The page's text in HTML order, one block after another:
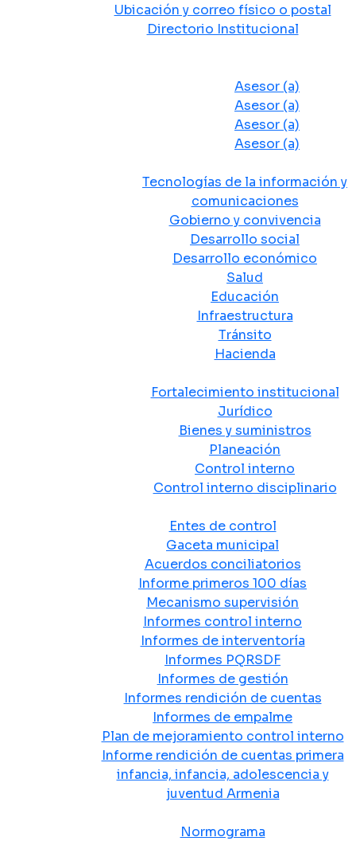
Ubicación y correo físico o postal
Directorio Institucional
Asesor (a)
Asesor (a)
Asesor (a)
Asesor (a)
Tecnologías de la información y
comunicaciones
Gobierno y convivencia
Desarrollo social
Desarrollo económico
Salud
Educación
Infraestructura
Tránsito
Hacienda
Fortalecimiento institucional
Jurídico
Bienes y suministros
Planeación
Control interno
Control interno disciplinario
Entes de control
Gaceta municipal
Acuerdos conciliatorios
Informe primeros 100 días
Mecanismo supervisión
Informes control interno
Informes de interventoría
Informes PQRSDF
Informes de gestión
Informes rendición de cuentas
Informes de empalme
Plan de mejoramiento control interno
Informe rendición de cuentas primera
infancia, infancia, adolescencia y
juventud Armenia
Normograma